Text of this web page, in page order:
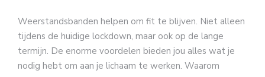
Weerstandsbanden helpen om fit te blijven. Niet alleen
tijdens de huidige lockdown, maar ook op de lange
termijn. De enorme voordelen bieden jou alles wat je
nodig hebt om aan je lichaam te werken. Waarom